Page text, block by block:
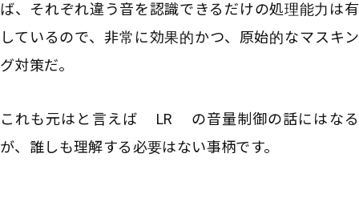
ば、それぞれ違う音を認識できるだけの処理能力は有
しているので、非常に効果的かつ、原始的なマスキン
グ対策だ。
これも元はと言えば LR の音量制御の話にはなる
が、誰しも理解する必要はない事柄です。